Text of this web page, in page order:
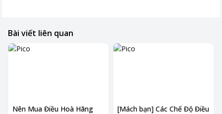
Bài viết liên quan
Nên Mua Điều Hoà Hãng
[Mách bạn] Các Chế Độ Điều